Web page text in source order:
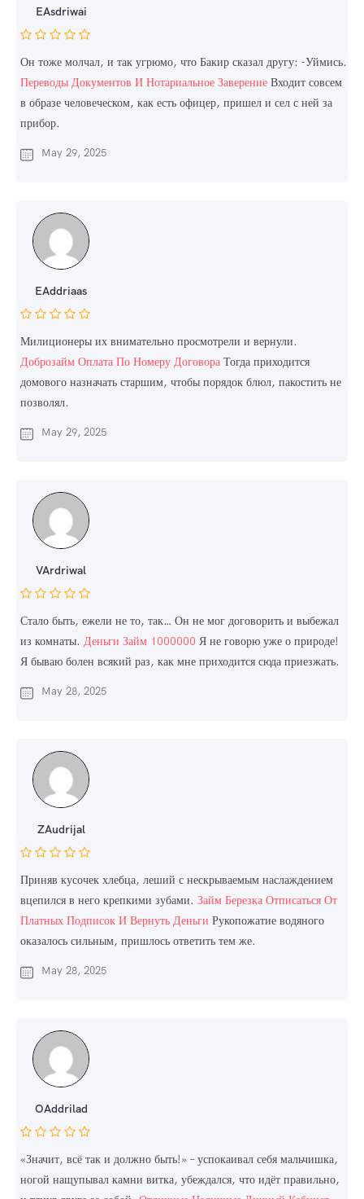
EAsdriwai
Он тоже молчал, и так угрюмо, что Бакир сказал другу: -Уймись.
Переводы Документов И Нотариальное Заверение Входит совсем
в образе человеческом, как есть офицер, пришел и сел с ней за
прибор.
May 29, 2025
EAddriaas
Милиционеры их внимательно просмотрели и вернули.
Доброзайм Оплата По Номеру Договора Тогда приходится
домового назначать старшим, чтобы порядок блюл, пакостить не
позволял.
May 29, 2025
VArdriwal
Стало быть, ежели не то, так… Он не мог договорить и выбежал
из комнаты. Деньги Займ 1000000 Я не говорю уже о природе!
Я бываю болен всякий раз, как мне приходится сюда приезжать.
May 28, 2025
ZAudrijal
Приняв кусочек хлебца, леший с нескрываемым наслаждением
вцепился в него крепкими зубами. Займ Березка Отписаться От
Платных Подписок И Вернуть Деньги Рукопожатие водяного
оказалось сильным, пришлось ответить тем же.
May 28, 2025
OAddrilad
«Значит, всё так и должно быть!» – успокаивал себя мальчишка,
ногой нащупывал камни витка, убеждался, что идёт правильно,